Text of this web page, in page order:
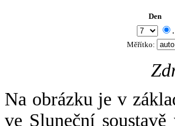
Den
.
Měřítko:
Na obrázku je v
ve Sluneční